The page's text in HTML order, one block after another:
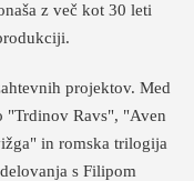
z več kot 30 leti
projektov. Med
"Trdinov Ravs", "Aven
in romska trilogija
s Filipom